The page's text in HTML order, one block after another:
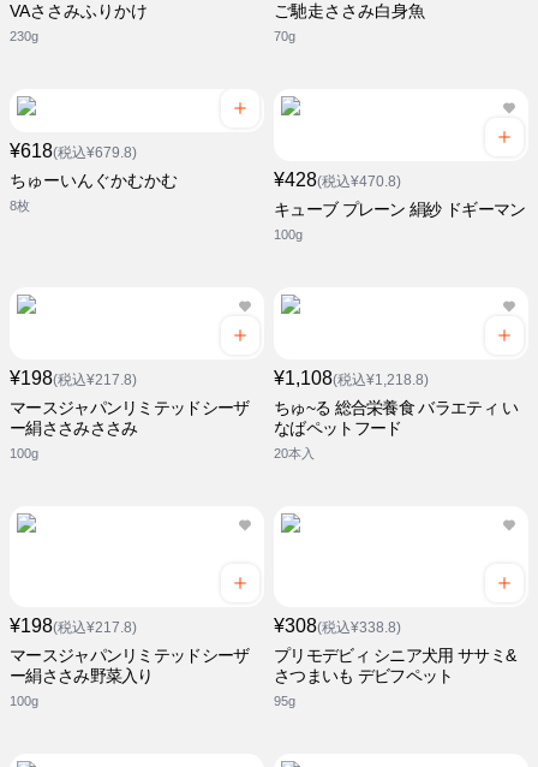
VAささみふりかけ
230g
ご馳走ささみ白身魚
70g
¥618(税込¥679.8)
ちゅーいんぐかむかむ
8枚
¥428(税込¥470.8)
キューブ プレーン 絹紗 ドギーマン
100g
¥198(税込¥217.8)
マースジャパンリミテッドシーザ
ー絹ささみささみ
100g
¥1,108(税込¥1,218.8)
ちゅ~る 総合栄養食 バラエティ い
なばペットフード
20本入
¥198(税込¥217.8)
マースジャパンリミテッドシーザ
ー絹ささみ野菜入り
100g
¥308(税込¥338.8)
プリモデビィ シニア犬用 ササミ&
さつまいも デビフペット
95g